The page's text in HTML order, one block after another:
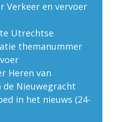
Verkeer en vervoer
Utrechtse
themanummer
Heren van
Nieuwegracht
in het nieuws (24-